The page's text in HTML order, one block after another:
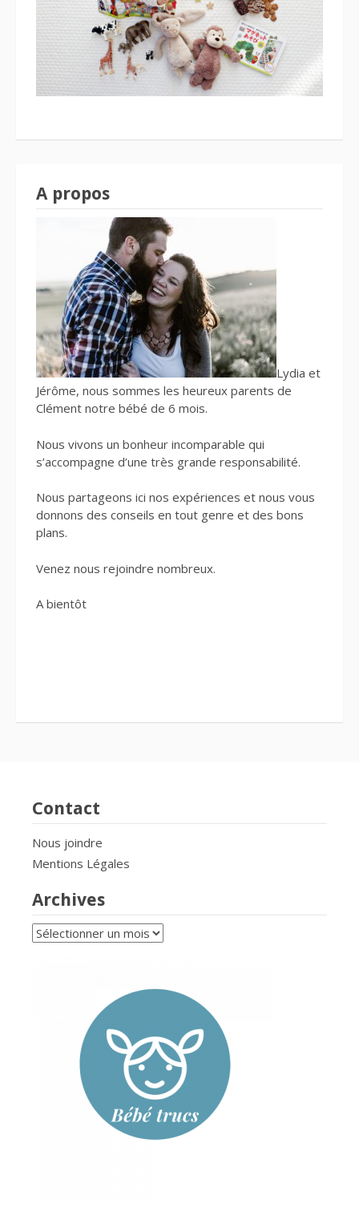
A propos
Lydia et
Jérôme, nous sommes les heureux parents de
Clément notre bébé de 6 mois.
Nous vivons un bonheur incomparable qui
s’accompagne d’une très grande responsabilité.
Nous partageons ici nos expériences et nous vous
donnons des conseils en tout genre et des bons
plans.
Venez nous rejoindre nombreux.
A bientôt
Contact
Nous joindre
Mentions Légales
Archives
Archives